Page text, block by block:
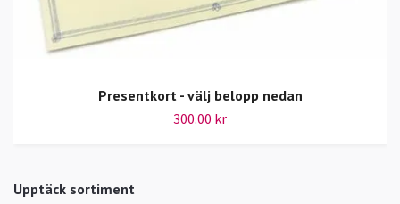
Upptäck sortiment
Presentkort - välj belopp nedan
300.00 kr